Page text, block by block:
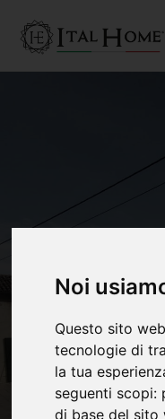
Noi
Questo sito
tecnologie di
la tua
seguenti scopi:
di base del sito